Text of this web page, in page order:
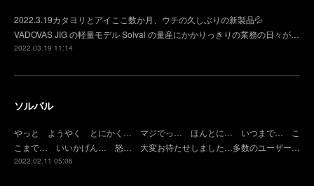
2022.3.19カタヨリとアイここ数か月、ウチの久しぶりの新製品💦
VADOVAS JIG の軽量モデル Solval の量産にかかりっきりの業務の日々が…
2022.03.19 11:14
ソルバル
やっと ようやく とにかく… マジでっ… ほんとに… いつまで… こ
こまで… いいかげん… 怒… 大変お待たせしました…多数のユーザー…
2022.02.11 05:06